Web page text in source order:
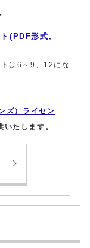
(PDF形式,
は6～9、12にな
ズ）ライセン
いたします。